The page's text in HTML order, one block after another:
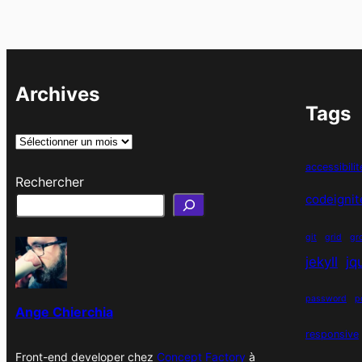
Archives
A
c
e
s
Rechercher
Ange Chierchia
Front-end developer chez Concept Factoryà
Tags
git grid
jekyll
password
responsive